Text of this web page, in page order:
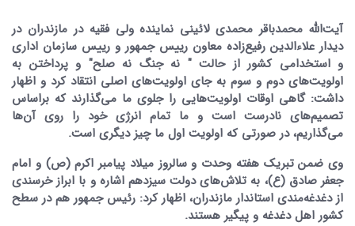
آیت‌الله محمدباقر محمدی لائینی نماینده ولی فقیه در مازندران ‌در
‌دیدار علاءالدین رفیع‌زاده معاون رییس جمهور و رییس سازمان اداری
و استخدامی کشور از حالت " نه جنگ نه صلح" و پرداختن به
اولویت‌های دوم و سوم به جای اولویت‌های اصلی انتقاد کرد و اظهار
داشت: گاهی اوقات اولویت‌هایی را جلوی ما می‌گذارند که براساس
تصمیم‌های نادرست است و ما تمام انرژی خود را روی آن‌ها
می‌گذاریم، در صورتی که اولویت اول ما چیز دیگری است.
وی ‌ضمن تبریک هفته وحدت و سالروز میلاد پیامبر اکرم (ص) و امام
جعفر صادق (ع)، به تلاش‌های دولت سیزدهم اشاره و با ابراز خرسندی
از دغدغه‌مندی استاندار مازندران، اظهار کرد: رئیس جمهور هم در سطح
کشور اهل دغدغه و پیگیر هستند.